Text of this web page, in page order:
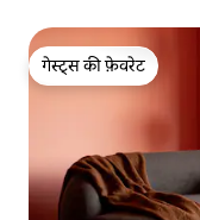
गेस्ट्स की फ़ेवरेट
गेस्ट्स की फ़ेवरेट